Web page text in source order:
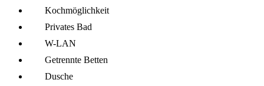
Kochmöglich­keit
Privates Bad
W-LAN
Getrennte Betten
Dusche